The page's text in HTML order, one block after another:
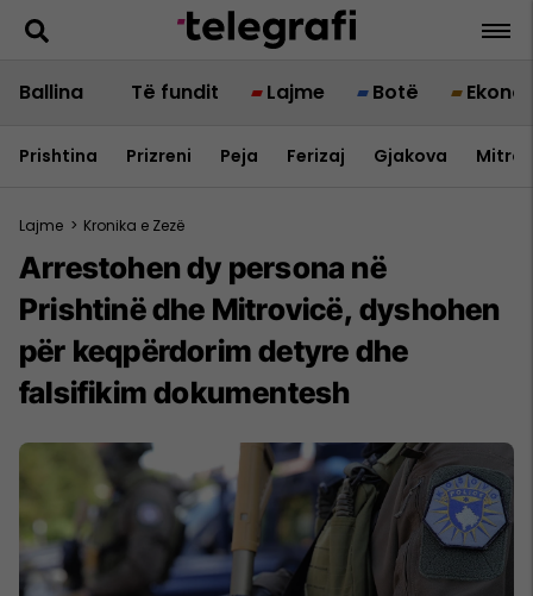
Ballina Të fundit Lajme Botë
Prishtina Prizreni Peja Ferizaj Gjakova
Lajme > Kronika e Zezë
Arrestohen dy persona në
Prishtinë dhe Mitrovicë, dyshohen
për keqpërdorim detyre dhe
falsifikim dokumentesh